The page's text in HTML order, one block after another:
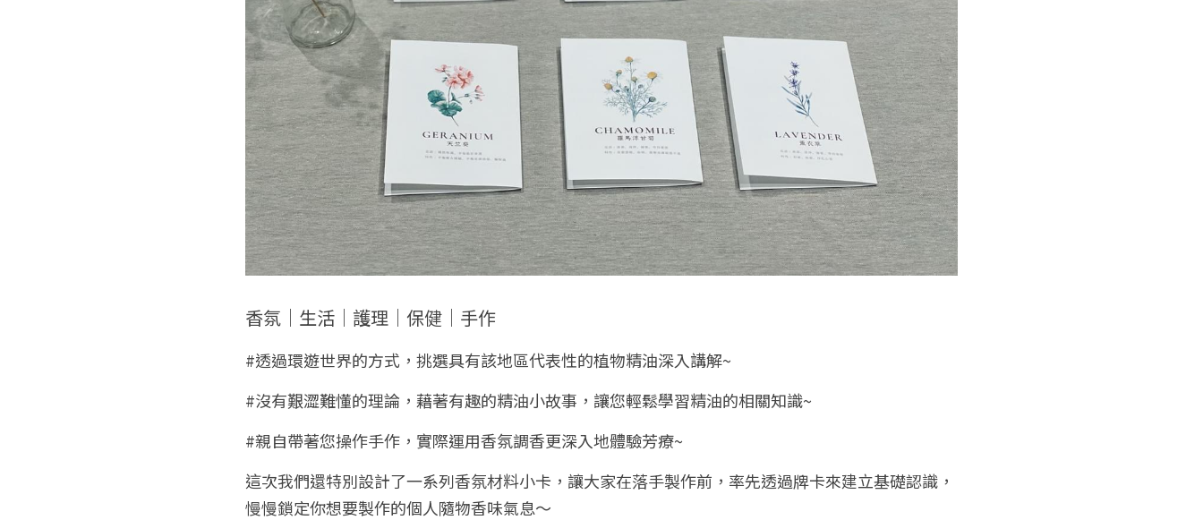
香氛｜生活｜護理｜保健｜手作
#透過環遊世界的方式，挑選具有該地區代表性的植物精油深入講解~
#沒有艱澀難懂的理論，藉著有趣的精油小故事，讓您輕鬆學習精油的相關知識~
#親自帶著您操作手作，實際運用香氛調香更深入地體驗芳療~
這次我們還特別設計了一系列香氛材料小卡，讓大家在落手製作前，率先透過牌卡來建立基礎認識，
慢慢鎖定你想要製作的個人隨物香味氣息～